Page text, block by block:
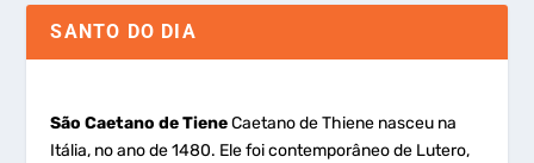
SANTO DO DIA
São Caetano de TieneCaetano de Thiene nasceu na
Itália, no ano de 1480. Ele foi contemporâneo de Lutero,